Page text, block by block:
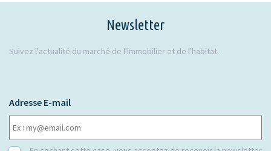
Newsletter
Suivez l'actualité du marché de l'immobilier et de l'habitat.
Adresse E-mail